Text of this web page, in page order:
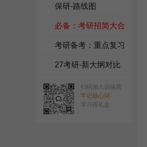
包
保研-路线图
必备：考研招简大合
集
考研备考：重点复习
资料
27考研-新大纲对比
扫码加入训练营
牢记核心词
学习得礼盒